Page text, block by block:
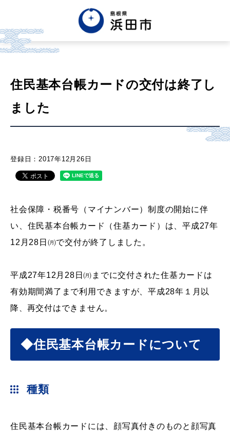
한글 Tiếng việt Tagalog
市政情報
くらし・手続き・
産業・ビジネス
教育・文化・スポーツ
場面から探す
住民基本台帳カードの交付は終了し
ました
登録日：2017年12月26日
社会保障・税番号（マイナンバー）制度の開始に伴
い、住民基本台帳カード（住基カード）は、平成27年
12月28日㈪で交付が終了しました。
平成27年12月28日㈪までに交付された住基カードは
有効期間満了まで利用できますが、平成28年１月以
降
再交付はできません。
◆住民基本台帳カードについて
種類
住民基本台帳カードには、顔写真付きのものと顔写真